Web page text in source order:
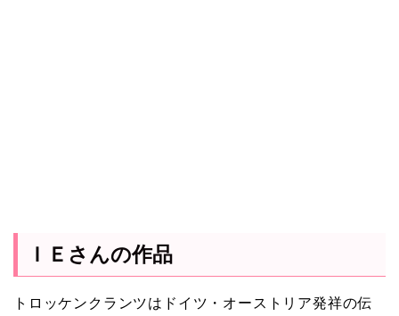
ＩＥさんの作品
トロッケンクランツはドイツ・オーストリア発祥の伝